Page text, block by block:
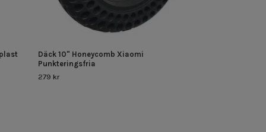
Däck 10" Honeycomb Xiaomi
Punkteringsfria
279 kr